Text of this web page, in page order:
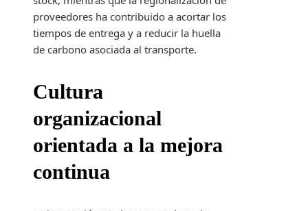
proveedores ha contribuido a acortar los
tiempos de entrega y a reducir la huella
de carbono asociada al transporte.
Cultura
organizacional
orientada a la mejora
continua